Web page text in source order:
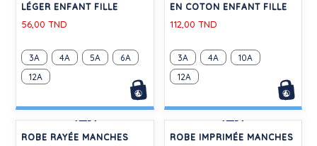
JUPE IMPRIMÉE EN COTON
126,00 TND
BLOUSE EN POPELINE
126,00 TND